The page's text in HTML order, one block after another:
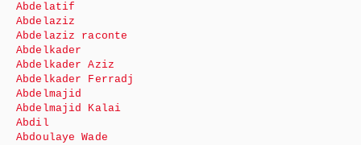
Abdelatif
Abdelaziz
Abdelaziz raconte
Abdelkader
Abdelkader Aziz
Abdelkader Ferradj
Abdelmajid
Abdelmajid Kalai
Abdil
Abdoulaye Wade